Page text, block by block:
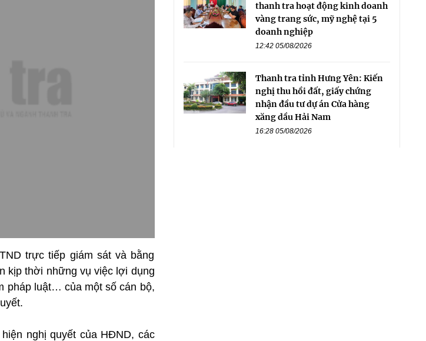
trực tiếp giám sát và bằng
kịp thời những vụ việc lợi dụng
pháp luật… của một số cán bộ,
nghị quyết của HĐND, các
thanh tra hoạt động kinh doanh
vàng trang sức, mỹ nghệ tại 5
doanh nghiệp
12:42 05/08/2026
Thanh tra tỉnh Hưng Yên: Kiến
nghị thu hồi đất, giấy chứng
nhận đầu tư dự án Cửa hàng
xăng dầu Hải Nam
16:28 05/08/2026